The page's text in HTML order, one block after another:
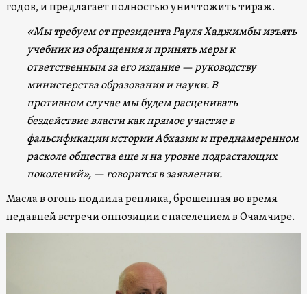
годов, и предлагает полностью уничтожить тираж.
«Мы требуем от президента Рауля Хаджимбы изъять
учебник из обращения и принять меры к
ответственным за его издание — руководству
министерства образования и науки. В
противном случае мы будем расценивать
бездействие власти как прямое участие в
фальсификации истории Абхазии и преднамеренном
расколе общества еще и на уровне подрастающих
поколений», — говорится в заявлении.
Масла в огонь подлила реплика, брошенная во время
недавней встречи оппозиции с населением в Очамчире.